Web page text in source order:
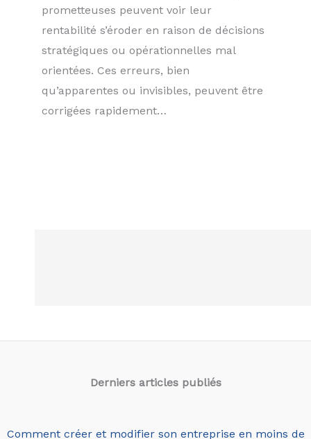
prometteuses peuvent voir leur
rentabilité s’éroder en raison de décisions
stratégiques ou opérationnelles mal
orientées. Ces erreurs, bien
qu’apparentes ou invisibles, peuvent être
corrigées rapidement…
Derniers articles publiés
Comment créer et modifier son entreprise en moins de